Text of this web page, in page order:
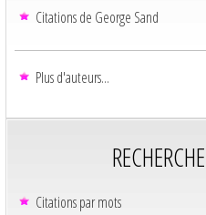
Citations de George Sand
Plus d'auteurs...
Citations par mots